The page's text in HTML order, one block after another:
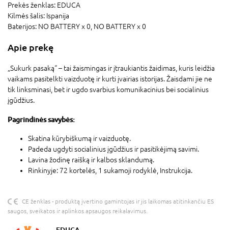
Prekės ženklas: EDUCA
Kilmės šalis: Ispanija
Baterijos: NO BATTERY x 0, NO BATTERY x 0
Apie prekę
„Sukurk pasaką“ – tai žaismingas ir įtraukiantis žaidimas, kuris leidžia
vaikams pasitelkti vaizduotę ir kurti įvairias istorijas. Žaisdami jie ne
tik linksminasi, bet ir ugdo svarbius komunikacinius bei socialinius
įgūdžius.
Pagrindinės savybės:
Skatina kūrybiškumą ir vaizduotę.
Padeda ugdyti socialinius įgūdžius ir pasitikėjimą savimi.
Lavina žodinę raišką ir kalbos sklandumą.
Rinkinyje: 72 kortelės, 1 sukamoji rodyklė, Instrukcija.
CE ženklas - produktą įvertino gamintojas ir jis laikomas atitinkančiu ES
saugos, sveikatos ir aplinkos apsaugos reikalavimus.